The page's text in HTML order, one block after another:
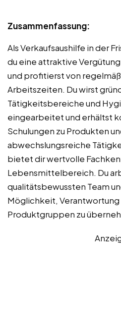
Zusammenfassung:
Als Verkaufsaushilfe in der
du eine attraktive
und profitierst von
Arbeitszeiten. Du wirst
Tätigkeitsbereiche und
eingearbeitet und erhältst
Schulungen zu Produkten
abwechslungsreiche
bietet dir wertvolle
Lebensmittelbereich. Du
qualitätsbewussten Team
Möglichkeit,
Produktgruppen zu